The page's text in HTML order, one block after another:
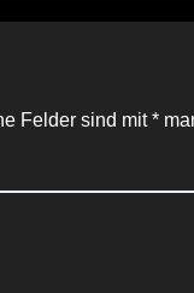
Felder sind mit*